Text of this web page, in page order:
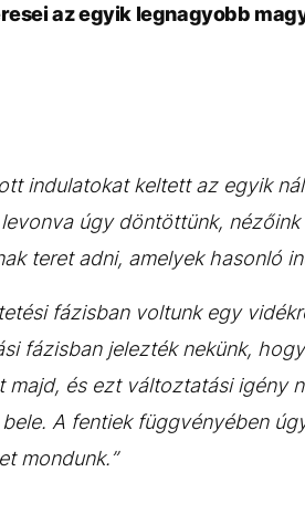
az egyik legnagyobb
indulatokat keltett az egyik
úgy döntöttünk,
teret adni, amelyek hasonló
fázisban voltunk egy
fázisban jelezték nekünk,
és ezt változtatási igény
A fentiek függvényében
mondunk.”